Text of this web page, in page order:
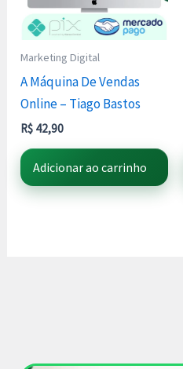
Marketing Digital
A Máquina De Vendas
Online – Tiago Bastos
R$ 42,90
Adicionar ao carrinho